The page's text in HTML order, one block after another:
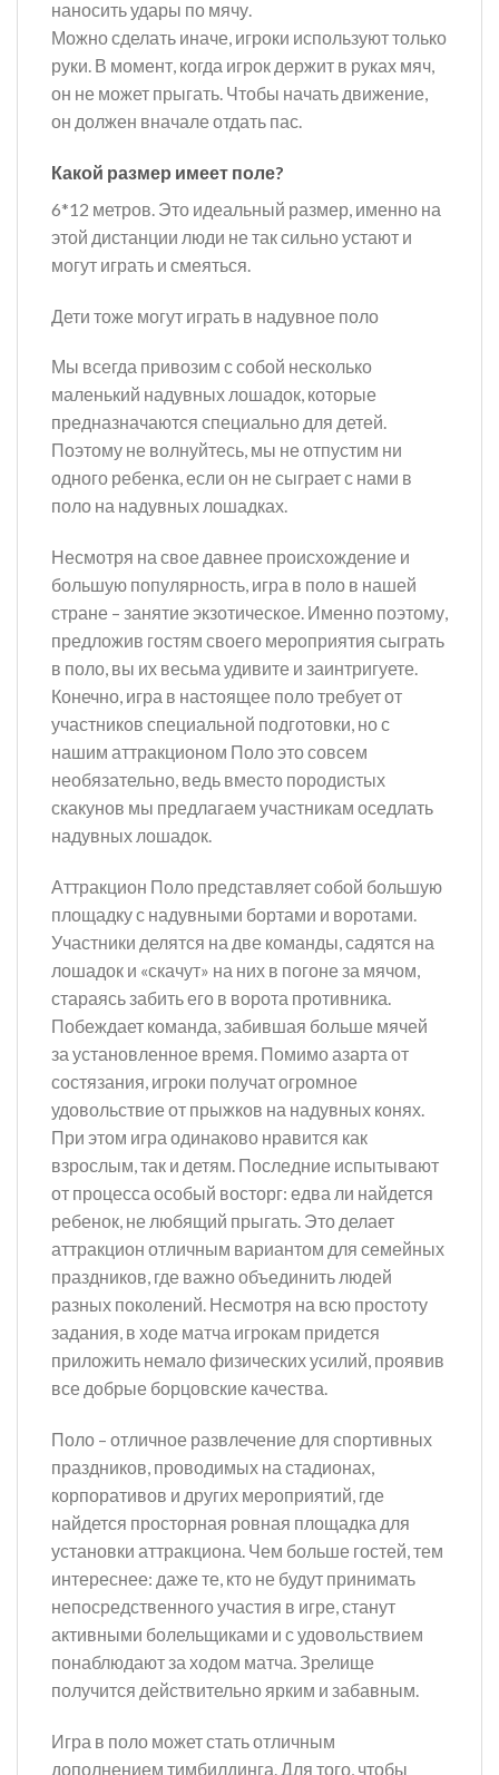
наносить удары по мячу.
Можно сделать иначе, игроки используют только
руки. В момент, когда игрок держит в руках мяч,
он не может прыгать. Чтобы начать движение,
он должен вначале отдать пас.
Какой размер имеет поле?
6*12 метров. Это идеальный размер, именно на
этой дистанции люди не так сильно устают и
могут играть и смеяться.
Дети тоже могут играть в надувное поло
Мы всегда привозим с собой несколько
маленький надувных лошадок, которые
предназначаются специально для детей.
Поэтому не волнуйтесь, мы не отпустим ни
одного ребенка, если он не сыграет с нами в
поло на надувных лошадках.
Несмотря на свое давнее происхождение и
большую популярность, игра в поло в нашей
стране – занятие экзотическое. Именно поэтому,
предложив гостям своего мероприятия сыграть
в поло, вы их весьма удивите и заинтригуете.
Конечно, игра в настоящее поло требует от
участников специальной подготовки, но с
нашим аттракционом Поло это совсем
необязательно, ведь вместо породистых
скакунов мы предлагаем участникам оседлать
надувных лошадок.
Аттракцион Поло представляет собой большую
площадку с надувными бортами и воротами.
Участники делятся на две команды, садятся на
лошадок и «скачут» на них в погоне за мячом,
стараясь забить его в ворота противника.
Побеждает команда, забившая больше мячей
за установленное время. Помимо азарта от
состязания, игроки получат огромное
удовольствие от прыжков на надувных конях.
При этом игра одинаково нравится как
взрослым, так и детям. Последние испытывают
от процесса особый восторг: едва ли найдется
ребенок, не любящий прыгать. Это делает
аттракцион отличным вариантом для семейных
праздников, где важно объединить людей
разных поколений. Несмотря на всю простоту
задания, в ходе матча игрокам придется
приложить немало физических усилий, проявив
все добрые борцовские качества.
Поло – отличное развлечение для спортивных
праздников, проводимых на стадионах,
корпоративов и других мероприятий, где
найдется просторная ровная площадка для
установки аттракциона. Чем больше гостей, тем
интереснее: даже те, кто не будут принимать
непосредственного участия в игре, станут
активными болельщиками и с удовольствием
понаблюдают за ходом матча. Зрелище
получится действительно ярким и забавным.
Игра в поло может стать отличным
дополнением тимбилдинга. Для того, чтобы